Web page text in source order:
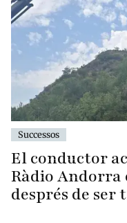
Successos
El conductor
Ràdio Andorra
després de